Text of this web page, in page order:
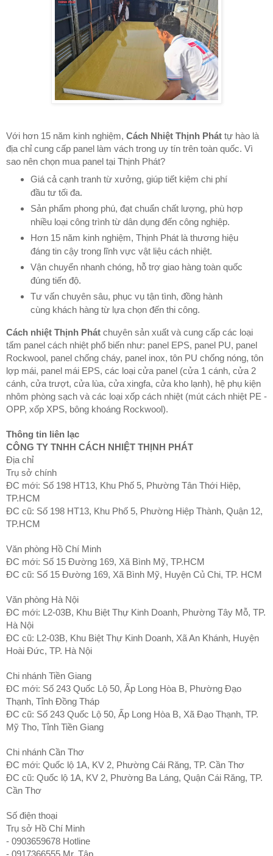
Với hơn 15 năm kinh nghiệm, Cách Nhiệt Thịnh Phát tự hào là
địa chỉ cung cấp panel làm vách trong uy tín trên toàn quốc. Vì
sao nên chọn mua panel tại Thịnh Phát?
Giá cả cạnh tranh từ xưởng, giúp tiết kiệm chi phí
đầu tư tối đa.
Sản phẩm phong phú, đạt chuẩn chất lượng, phù hợp
nhiều loại công trình từ dân dụng đến công nghiệp.
Hơn 15 năm kinh nghiệm, Thịnh Phát là thương hiệu
đáng tin cậy trong lĩnh vực vật liệu cách nhiệt.
Vận chuyển nhanh chóng, hỗ trợ giao hàng toàn quốc
đúng tiến độ.
Tư vấn chuyên sâu, phục vụ tận tình, đồng hành
cùng khách hàng từ lựa chọn đến thi công.
Cách nhiệt Thịnh Phát chuyên sản xuất và cung cấp các loại
tấm panel cách nhiệt phổ biến như: panel EPS, panel PU, panel
Rockwool, panel chống cháy, panel inox, tôn PU chống nóng, tôn
lợp mái, panel mái EPS, các loại cửa panel (cửa 1 cánh, cửa 2
cánh, cửa trượt, cửa lùa, cửa xingfa, cửa kho lạnh), hệ phụ kiện
nhôm phòng sạch và các loại xốp cách nhiệt (mút cách nhiệt PE -
OPP, xốp XPS, bông khoáng Rockwool).
Thông tin liên lạc
CÔNG TY TNHH CÁCH NHIỆT THỊNH PHÁT
Địa chỉ
Trụ sở chính
ĐC mới: Số 198 HT13, Khu Phố 5, Phường Tân Thới Hiệp,
TP.HCM
ĐC cũ: Số 198 HT13, Khu Phố 5, Phường Hiệp Thành, Quận 12,
TP.HCM
Văn phòng Hồ Chí Minh
ĐC mới: Số 15 Đường 169, Xã Bình Mỹ, TP.HCM
ĐC cũ: Số 15 Đường 169, Xã Bình Mỹ, Huyện Củ Chi, TP. HCM
Văn phòng Hà Nội
ĐC mới: L2-03B, Khu Biệt Thự Kinh Doanh, Phường Tây Mỗ, TP.
Hà Nội
ĐC cũ: L2-03B, Khu Biệt Thự Kinh Doanh, Xã An Khánh, Huyện
Hoài Đức, TP. Hà Nội
Chi nhánh Tiền Giang
ĐC mới: Số 243 Quốc Lộ 50, Ấp Long Hòa B, Phường Đạo
Thạnh, Tỉnh Đồng Tháp
ĐC cũ: Số 243 Quốc Lộ 50, Ấp Long Hòa B, Xã Đạo Thạnh, TP.
Mỹ Tho, Tỉnh Tiền Giang
Chi nhánh Cần Thơ
ĐC mới: Quốc lộ 1A, KV 2, Phường Cái Răng, TP. Cần Thơ
ĐC cũ: Quốc lộ 1A, KV 2, Phường Ba Láng, Quận Cái Răng, TP.
Cần Thơ
Số điện thoại
Trụ sở Hồ Chí Minh
- 0903659678 Hotline